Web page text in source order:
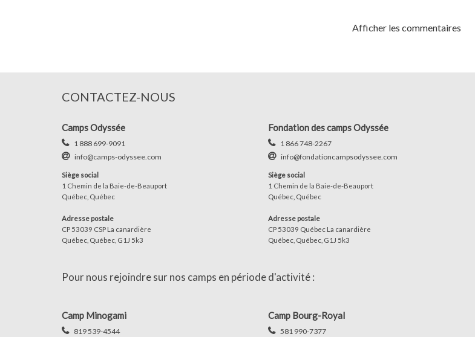
Afficher les commentaires
CONTACTEZ-NOUS
Camps Odyssée
1 888 699-9091
info@camps-odyssee.com
Siège social
1 Chemin de la Baie-de-Beauport
Québec, Québec
Adresse postale
CP 53039 CSP La canardière
Québec, Québec, G1J 5k3
Fondation des camps Odyssée
1 866 748-2267
info@fondationcampsodyssee.com
Siège social
1 Chemin de la Baie-de-Beauport
Québec, Québec
Adresse postale
CP 53039 Québec La canardière
Québec, Québec, G1J 5k3
Pour nous rejoindre sur nos camps en période d'activité :
Camp Minogami
819 539-4544
Camp Bourg-Royal
581 990-7377